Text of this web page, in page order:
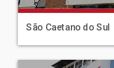
São Caetano do Sul